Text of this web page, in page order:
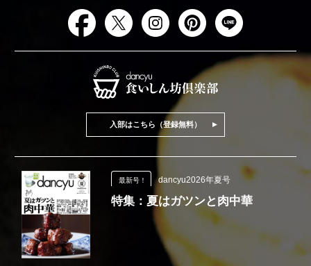
入部はこちら（登録無料）
最新号！ dancyu2026年夏号
特集：夏はガツンと肉中華